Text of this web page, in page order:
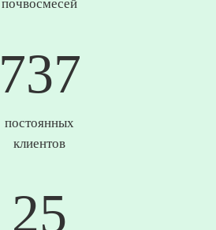
почвосмесей
746
постоянных
клиентов
25